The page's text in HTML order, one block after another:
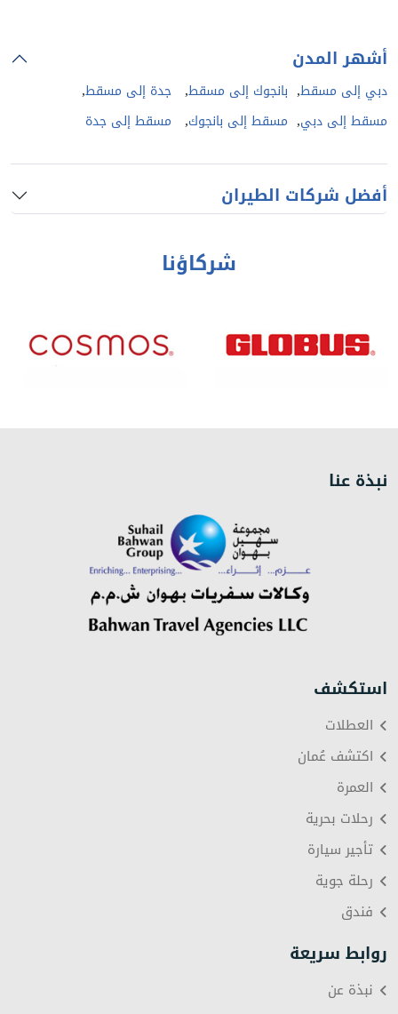
أشهر المدن
دبي إلى مسقط, بانجوك إلى مسقط, جدة إلى مسقط,
مسقط إلى دبي, مسقط إلى بانجوك, مسقط إلى جدة
أفضل شركات الطيران
شركاؤنا
نبذة عنا
استكشف
العطلات
اكتشف عُمان
العمرة
رحلات بحرية
تأجير سيارة
رحلة جوية
فندق
روابط سريعة
نبذة عن